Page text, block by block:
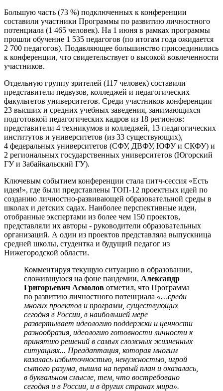
Большую часть (73 %) подключенных к конференции
составили участники Программы по развитию личностного
потенциала (1 465 человек). На 1 июня в рамках программы
прошли обучение 1 535 педагогов (по итогам года ожидается
2 700 педагогов). Подавляющее большинство присоединились
к конференции, что свидетельствует о высокой вовлеченности
участников.
Отдельную группу зрителей (117 человек) составили
представители педвузов, колледжей и педагогических
факультетов университетов. Среди участников конференции
23 высших и средних учебных заведения, занимающихся
подготовкой педагогических кадров из 18 регионов:
представители 4 техникумов и колледжей, 13 педагогических
институтов и университетов (из 33 существующих),
4 федеральных университетов (СФУ, ДВФУ, ЮФУ и СКФУ) и
2 региональных государственных университетов (Югорский
ГУ и Забайкальский ГУ).
Ключевым событием конференции стала питч-сессия «Есть
идея!», где были представлены ТОП-12 проектных идей по
созданию личностно-развивающей образовательной среды в
школах и детских садах. Наиболее перспективные идеи,
отобранные экспертами из более чем 150 проектов,
представляли их авторы - руководители образовательных
организаций. А один из проектов представляла выпускница
средней школы, студентка и будущий педагог из
Нижегородской области.
Комментируя текущую ситуацию в образовании,
сложившуюся на фоне пандемии, Александр
Григорьевич Асмолов отметил, что Программа
по развитию личностного потенциала «…среди
многих проектов и программ, существующих
сегодня в России, в наибольшей мере
развертывает идеологию поддержки и ценности
разнообразия, идеологию готовности личности к
принятию решений в самых сложных жизненных
ситуациях... Преадаптация, которая многим
казалась избыточностью, ненужностью, игрой
сытого разума, вышла на первый план и оказалась,
в буквальном смысле, тем, что востребовано
сегодня и в России, и в других странах мира».